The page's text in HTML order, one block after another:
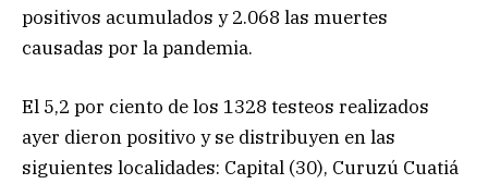
positivos acumulados y 2.068 las muertes
causadas por la pandemia.
El 5,2 por ciento de los 1328 testeos realizados
ayer dieron positivo y se distribuyen en las
siguientes localidades: Capital (30), Curuzú Cuatiá